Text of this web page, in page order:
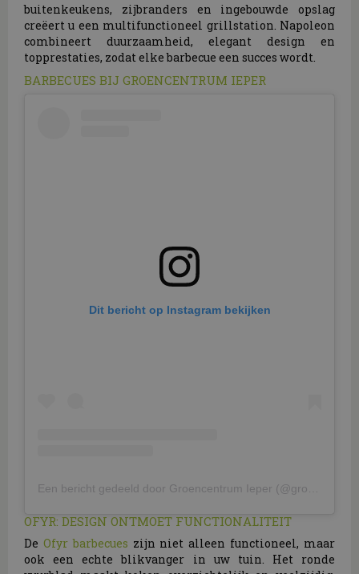
buitenkeukens, zijbranders en ingebouwde opslag
creëert u een multifunctioneel grillstation. Napoleon
combineert duurzaamheid, elegant design en
topprestaties, zodat elke barbecue een succes wordt.
BARBECUES BIJ GROENCENTRUM IEPER
Dit bericht op Instagram bekijken
OFYR: DESIGN ONTMOET FUNCTIONALITEIT
De Ofyr barbecues zijn niet alleen functioneel, maar
ook een echte blikvanger in uw tuin. Het ronde